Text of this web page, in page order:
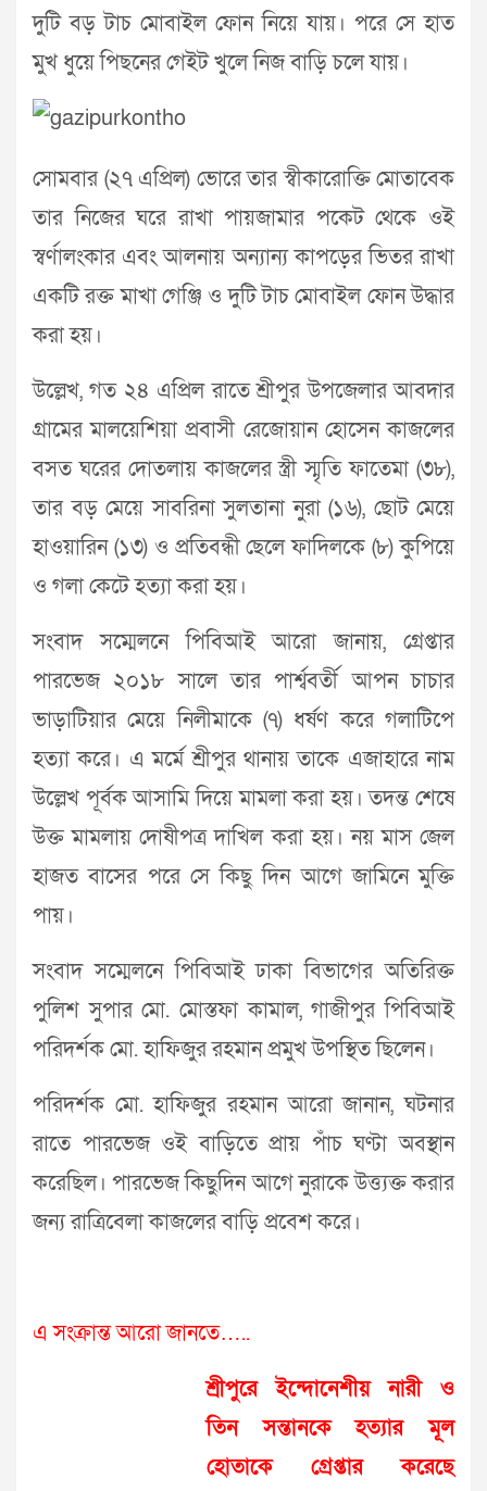
দুটি বড় টাচ মোবাইল ফোন নিয়ে যায়। পরে সে হাত
মুখ ধুয়ে পিছনের গেইট খুলে নিজ বাড়ি চলে যায়।
সোমবার (২৭ এপ্রিল) ভোরে তার স্বীকারোক্তি মোতাবেক
তার নিজের ঘরে রাখা পায়জামার পকেট থেকে ওই
স্বর্ণালংকার এবং আলনায় অন্যান্য কাপড়ের ভিতর রাখা
একটি রক্ত মাখা গেঞ্জি ও দুটি টাচ মোবাইল ফোন উদ্ধার
করা হয়।
উল্লেখ, গত ২৪ এপ্রিল রাতে শ্রীপুর উপজেলার আবদার
গ্রামের মালয়েশিয়া প্রবাসী রেজোয়ান হোসেন কাজলের
বসত ঘরের দোতলায় কাজলের স্ত্রী স্মৃতি ফাতেমা (৩৮),
তার বড় মেয়ে সাবরিনা সুলতানা নুরা (১৬), ছোট মেয়ে
হাওয়ারিন (১৩) ও প্রতিবন্ধী ছেলে ফাদিলকে (৮) কুপিয়ে
ও গলা কেটে হত্যা করা হয়।
সংবাদ সম্মেলনে পিবিআই আরো জানায়, গ্রেপ্তার
পারভেজ ২০১৮ সালে তার পার্শ্ববর্তী আপন চাচার
ভাড়াটিয়ার মেয়ে নিলীমাকে (৭) ধর্ষণ করে গলাটিপে
হত্যা করে। এ মর্মে শ্রীপুর থানায় তাকে এজাহারে নাম
উল্লেখ পূর্বক আসামি দিয়ে মামলা করা হয়। তদন্ত শেষে
উক্ত মামলায় দোষীপত্র দাখিল করা হয়। নয় মাস জেল
হাজত বাসের পরে সে কিছু দিন আগে জামিনে মুক্তি
পায়।
সংবাদ সম্মেলনে পিবিআই ঢাকা বিভাগের অতিরিক্ত
পুলিশ সুপার মো. মোস্তফা কামাল, গাজীপুর পিবিআই
পরিদর্শক মো. হাফিজুর রহমান প্রমুখ উপস্থিত ছিলেন।
পরিদর্শক মো. হাফিজুর রহমান আরো জানান, ঘটনার
রাতে পারভেজ ওই বাড়িতে প্রায় পাঁচ ঘণ্টা অবস্থান
করেছিল। পারভেজ কিছুদিন আগে নুরাকে উত্ত্যক্ত করার
জন্য রাত্রিবেলা কাজলের বাড়ি প্রবেশ করে।
এ সংক্রান্ত আরো জানতে…..
শ্রীপুরে ইন্দোনেশীয় নারী ও
তিন সন্তানকে হত্যার মূল
হোতাকে গ্রেপ্তার করেছে